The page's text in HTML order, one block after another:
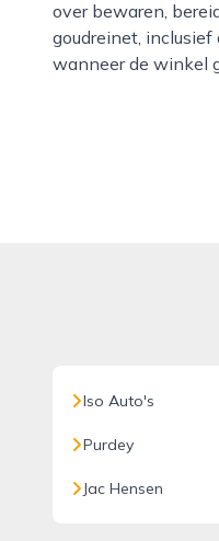
over bewaren,
goudreinet,
wanneer de winkel
Iso Auto's
Purdey
Jac Hensen